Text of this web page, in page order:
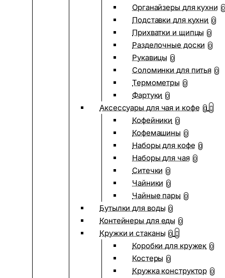
Органайзеры для кухни 0
Подставки для кухни 0
Прихватки и щипцы 0
Разделочные доски 0
Рукавицы 0
Соломинки для питья 0
Термометры 0
Фартуки 0
Аксессуары для чая и кофе 0
Кофейники 0
Кофемашины 0
Наборы для кофе 0
Наборы для чая 0
Ситечки 0
Чайники 0
Чайные пары 0
Бутылки для воды 0
Контейнеры для еды 0
Кружки и стаканы 0
Коробки для кружек 0
Костеры 0
Кружка конструктор 0